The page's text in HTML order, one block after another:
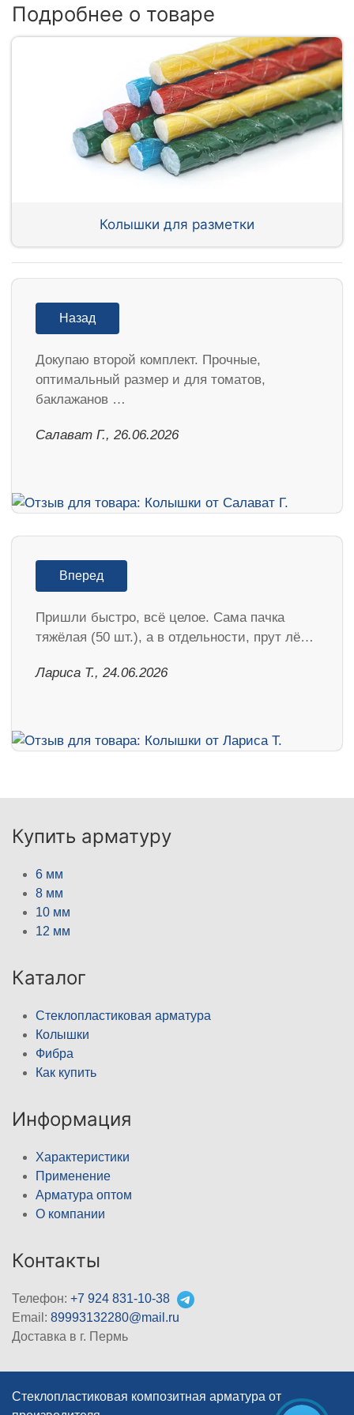
Подробнее о товаре
Колышки для разметки
Назад
Докупаю второй комплект. Прочные,
оптимальный размер и для томатов,
баклажанов …
Салават Г., 26.06.2026
Вперед
Пришли быстро, всё целое. Сама пачка
тяжёлая (50 шт.), а в отдельности, прут лё…
Лариса Т., 24.06.2026
Купить арматуру
6 мм
8 мм
10 мм
12 мм
Каталог
Стеклопластиковая арматура
Колышки
Фибра
Как купить
Информация
Характеристики
Применение
Арматура оптом
О компании
Контакты
Телефон: +7 924 831-10-38
Email: 89993132280@mail.ru
Доставка в г. Пермь
Стеклопластиковая композитная арматура от